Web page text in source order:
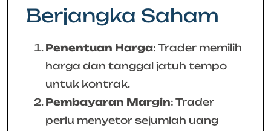
Berjangka Saham
Penentuan Harga: Trader memilih
harga dan tanggal jatuh tempo
untuk kontrak.
Pembayaran Margin: Trader
perlu menyetor sejumlah uang